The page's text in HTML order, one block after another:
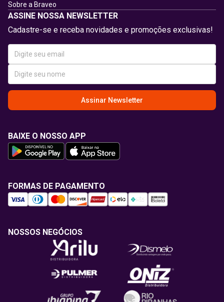
Sobre a Braveo
ASSINE NOSSA NEWSLETTER
Cadastre-se e receba novidades e promoções exclusivas!
Assinar Newsletter
BAIXE O NOSSO APP
FORMAS DE PAGAMENTO
NOSSOS NEGÓCIOS